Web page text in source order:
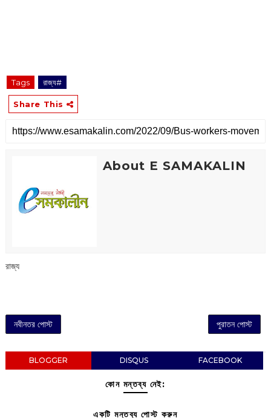
Tags রাজ্য#
Share This
About E SAMAKALIN
রাজ্য
নবীনতর পোস্ট পুরাতন পোস্ট
BLOGGER DISQUS FACEBOOK
কোন মন্তব্য নেই:
একটি মন্তব্য পোস্ট করুন